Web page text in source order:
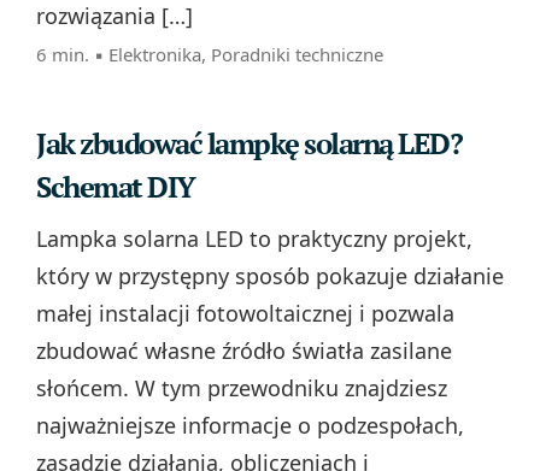
rozwiązania […]
6 min. ▪ Elektronika, Poradniki techniczne
Jak zbudować lampkę solarną LED?
Schemat DIY
Lampka solarna LED to praktyczny projekt,
który w przystępny sposób pokazuje działanie
małej instalacji fotowoltaicznej i pozwala
zbudować własne źródło światła zasilane
słońcem. W tym przewodniku znajdziesz
najważniejsze informacje o podzespołach,
zasadzie działania, obliczeniach i